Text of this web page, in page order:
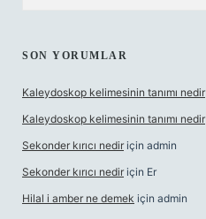
SON YORUMLAR
Kaleydoskop kelimesinin tanımı nedir
Kaleydoskop kelimesinin tanımı nedir
Sekonder kırıcı nedir için admin
Sekonder kırıcı nedir için Er
Hilal i amber ne demek için admin